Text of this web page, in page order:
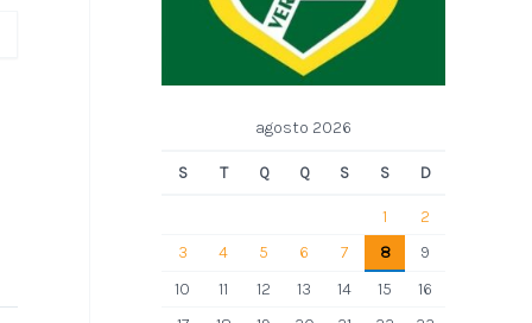
agosto 2026
S T Q Q S S D
1
2
3
4 5 6 7 8
9
10
11 12 13 14 15
16